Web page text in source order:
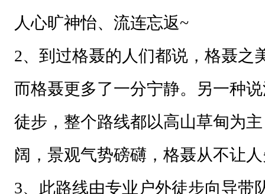
人心旷神怡、流连忘返~
2、到过格聂的人们都说，格聂之
而格聂更多了一分宁静。另一种
徒步，整个路线都以高山草甸为
阔，景观气势磅礴，格聂从不让
3、 此路线由专业户外徒步向导带